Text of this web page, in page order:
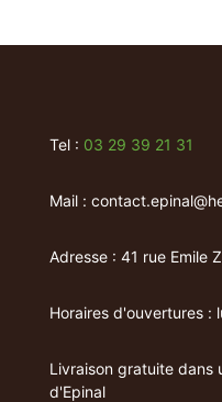
Tel : 03 29 39 21 31
Mail :
Adresse : 41 rue Emile
Horaires d'ouvertures
Livraison gratuite dans
d'Epinal